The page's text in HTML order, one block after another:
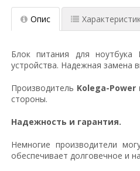
Опис
Блок питания для ноутбука
устройства. Надежная замена
Производитель Kolega-Power
стороны.
Надежность и гарантия.
Немногие производители
обеспечивает долговечное и